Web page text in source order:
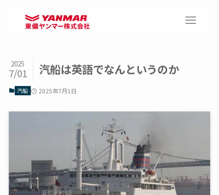
汽船は英語でなんというのか
2025
7/01
汽船 2025年7月1日